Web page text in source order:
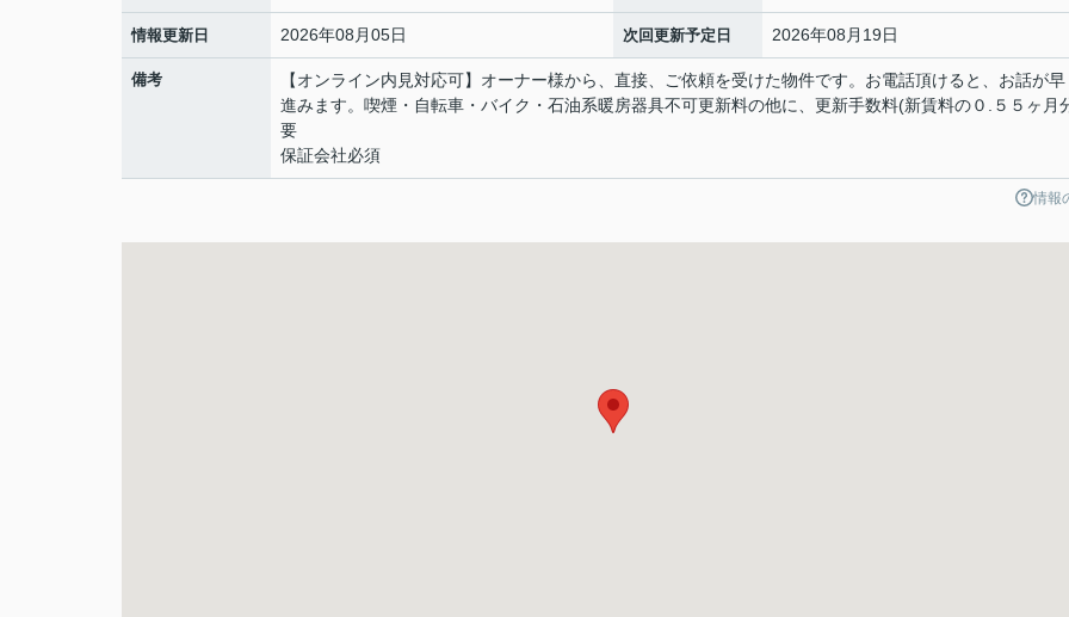
情報更新日 2026年08月05日 次回更新予定日 2026年08月19日
備考
【オンライン内見対応可】オーナー様から、直接、ご依頼を受けた物件です。お電話頂けると、お話が早
進みます。喫煙・自転車・バイク・石油系暖房器具不可更新料の他に、更新手数料(新賃料の０.５５ヶ月
要
保証会社必須
情報